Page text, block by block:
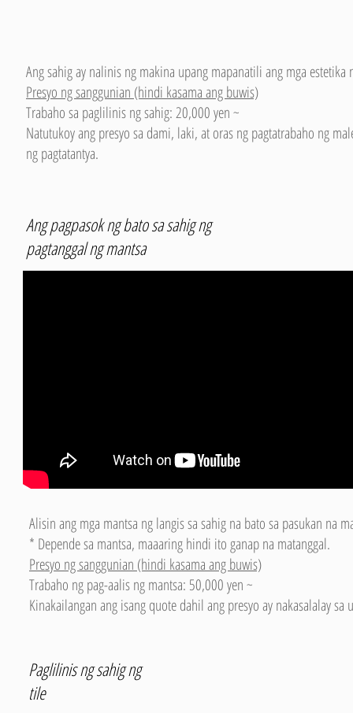
Ang sahig ay nalinis ng makina upang mapanatili ang mga
Presyo ng sanggunian (hindi kasama ang buwis)
Trabaho sa paglilinis ng sahig: 20,000 yen ~
Natutukoy ang presyo sa dami, laki, at oras ng pagtatrabaho ng
ng pagtatantya.
Ang pagpasok ng bato sa sahig ng
pagtanggal ng mantsa
Alisin ang mga mantsa ng langis sa sahig na bato sa pasukan na
* Depende sa mantsa, maaaring hindi ito ganap na matanggal.
Presyo ng sanggunian (hindi kasama ang buwis)
Trabaho ng pag-aalis ng mantsa: 50,000 yen ~
Kinakailangan ang isang quote dahil ang presyo ay nakasalalay
Paglilinis ng sahig ng
tile